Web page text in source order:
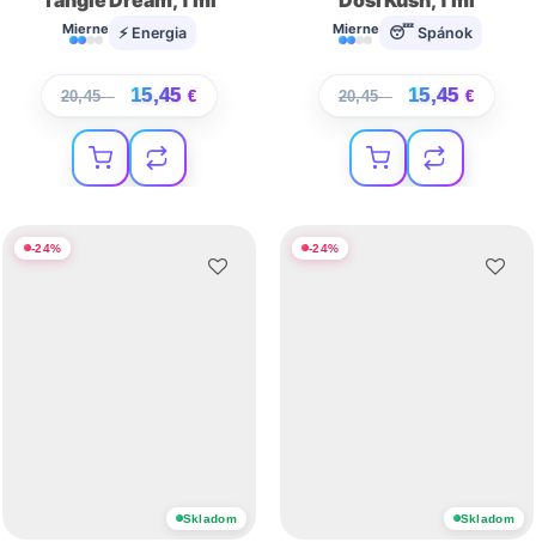
Mierne ⚡ Energia
20,45€ 15,45 €
Mierne 😴 Spánok
20,45€ 15,45 €
-24%
Skladom
-24%
Skladom